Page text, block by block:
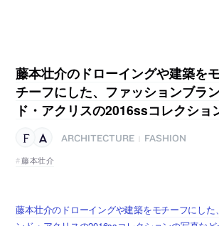
藤本壮介のドローイングや建築を
チーフにした、ファッションブラ
ド・アクリスの2016ssコレクショ
ARCHITECTURE
FASHION
藤本壮介
藤本壮介のドローイングや建築をモチーフにした